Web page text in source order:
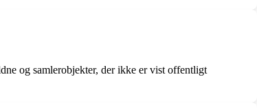
og samlerobjekter, der ikke er vist offentligt